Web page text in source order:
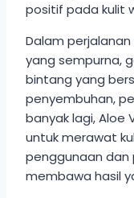
positif pada kulit
Dalam
yang sempurna,
bintang yang
penyembuhan,
banyak lagi, Aloe
untuk merawat
penggunaan
membawa hasil